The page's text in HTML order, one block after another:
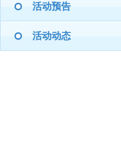
活动预告
活动动态